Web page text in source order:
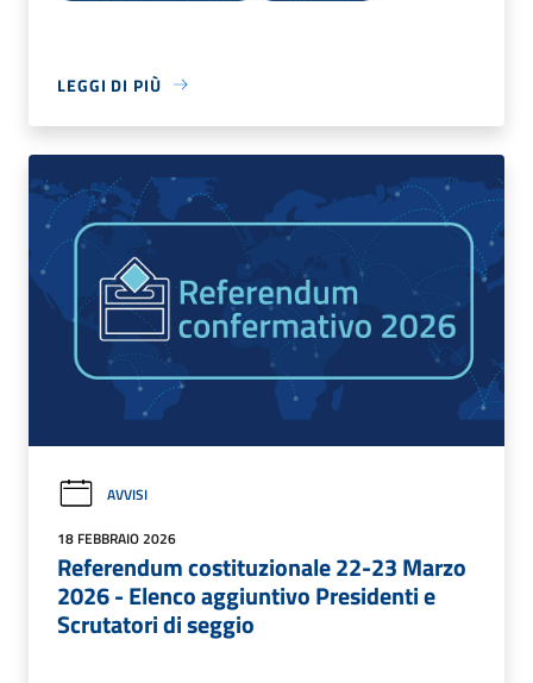
LEGGI DI PIÙ
AVVISI
18 FEBBRAIO 2026
Referendum costituzionale 22-23 Marzo
2026 - Elenco aggiuntivo Presidenti e
Scrutatori di seggio